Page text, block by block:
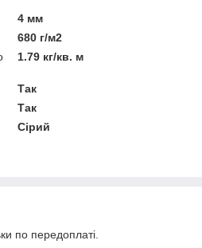
4 мм
680 г/м2
1.79 кг/кв. м
Так
Так
Сірий
по передоплаті.